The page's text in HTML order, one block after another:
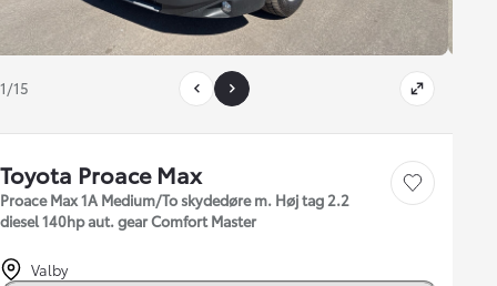
1/15
Toyota Proace Max
Proace Max 1A Medium/To skydedøre m. Høj tag 2.2
diesel 140hp aut. gear Comfort Master
Gem bil
Valby